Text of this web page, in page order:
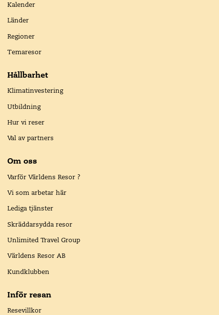
Kalender
Länder
Regioner
Temaresor
Hållbarhet
Klimatinvestering
Utbildning
Hur vi reser
Val av partners
Om oss
Varför Världens Resor ?
Vi som arbetar här
Lediga tjänster
Skräddarsydda resor
Unlimited Travel Group
Världens Resor AB
Kundklubben
Inför resan
Resevillkor